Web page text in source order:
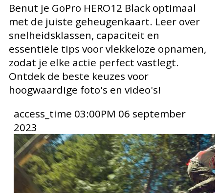
Benut je GoPro HERO12 Black optimaal
met de juiste geheugenkaart. Leer over
snelheidsklassen, capaciteit en
essentiële tips voor vlekkeloze opnamen,
zodat je elke actie perfect vastlegt.
Ontdek de beste keuzes voor
hoogwaardige foto's en video's!
access_time 03:00PM 06 september
2023